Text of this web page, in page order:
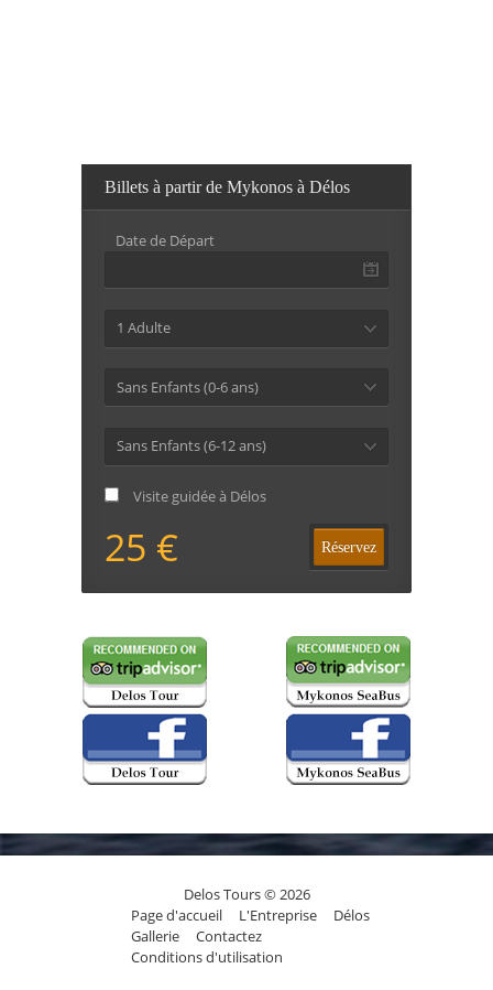
Billets à partir de Mykonos à Délos
Date de Départ
1 Adulte
Sans Enfants (0-6 ans)
Sans Enfants (6-12 ans)
Visite guidée à Délos
25 € Réservez
Delos Tours © 2026
Page d'accueil
L'Entreprise
Délos
Gallerie
Contactez
Conditions d'utilisation